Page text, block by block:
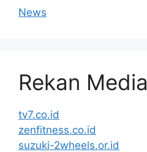
News
Rekan Media
tv7.co.id
zenfitness.co.id
suzuki-2wheels.or.id